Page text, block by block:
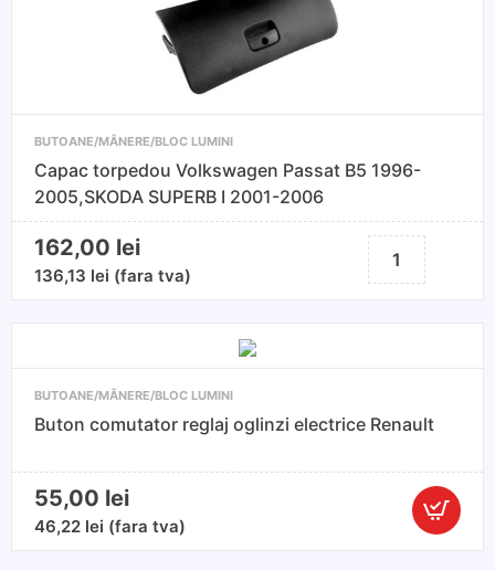
Seria
BUTOANE/MÂNERE/BLOC LUMINI
Capac torpedou Volkswagen Passat B5 1996-
2005,SKODA SUPERB I 2001-2006
162,00 lei
136,13 lei (fara tva)
Cantitate
Capac
2005,SKODA
BUTOANE/MÂNERE/BLOC LUMINI
Buton comutator reglaj oglinzi electrice Renault
55,00 lei
46,22 lei (fara tva)
Cantitate